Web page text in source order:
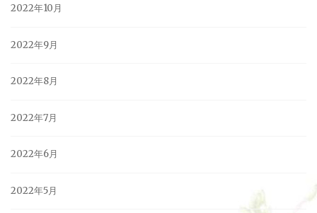
2022年10月
2022年9月
2022年8月
2022年7月
2022年6月
2022年5月